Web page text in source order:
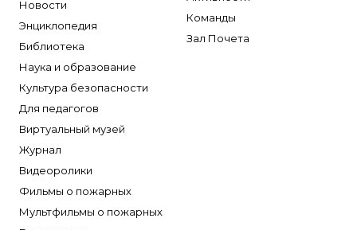
Новости
Энциклопедия
Библиотека
Наука и образование
Культура безопасности
Для педагогов
Виртуальный музей
Журнал
Видеоролики
Фильмы о пожарных
Мультфильмы о пожарных
Команды
Зал Почета